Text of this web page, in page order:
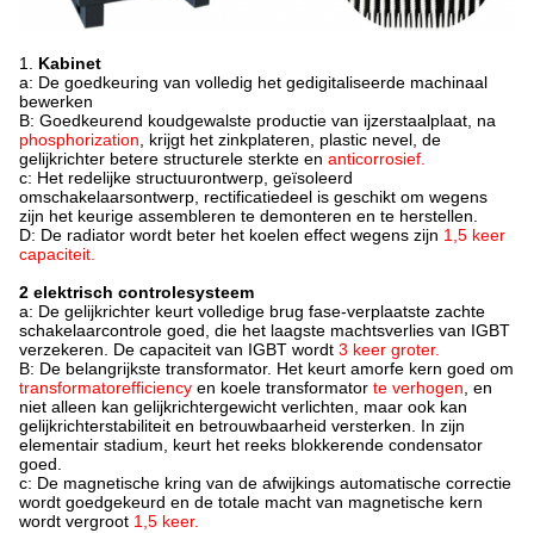
1. Kabinet
a: De goedkeuring van volledig het gedigitaliseerde machinaal
bewerken
B: Goedkeurend koudgewalste productie van ijzerstaalplaat, na
phosphorization , krijgt het zinkplateren, plastic nevel, de
gelijkrichter betere structurele sterkte en anticorrosief.
c: Het redelijke structuurontwerp, geïsoleerd
omschakelaarsontwerp, rectificatiedeel is geschikt om wegens
zijn het keurige assembleren te demonteren en te herstellen.
D: De radiator wordt beter het koelen effect wegens zijn 1,5 keer
capaciteit.
2 elektrisch controlesysteem
a: De gelijkrichter keurt volledige brug fase-verplaatste zachte
schakelaarcontrole goed, die het laagste machtsverlies van IGBT
verzekeren. De capaciteit van IGBT wordt 3 keer groter.
B: De belangrijkste transformator. Het keurt amorfe kern goed om
transformatorefficiency en koele transformator te verhogen , en
niet alleen kan gelijkrichtergewicht verlichten, maar ook kan
gelijkrichterstabiliteit en betrouwbaarheid versterken. In zijn
elementair stadium, keurt het reeks blokkerende condensator
goed.
c: De magnetische kring van de afwijkings automatische correctie
wordt goedgekeurd en de totale macht van magnetische kern
wordt vergroot 1,5 keer.